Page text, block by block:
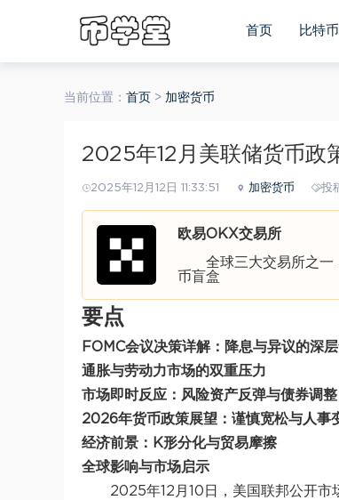
首页 比特币
当前位置： 首页 > 加密货币
2025年12月美联储货币政
2025年12月12日 11:33:51 加密货币 投
欧易OKX交易所
全球三大交易所之
币盲盒
要点
FOMC会议决策详解：降息与异议的深
通胀与劳动力市场的双重压力
市场即时反应：风险资产反弹与债券调整
2026年货币政策展望：谨慎宽松与人事
经济前景：K形分化与贸易摩擦
全球影响与市场启示
2025年12月10日，美国联邦公开市